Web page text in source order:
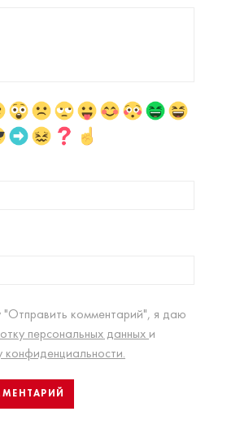
"Отправить комментарий", я даю
персональных данных и
конфиденциальности.